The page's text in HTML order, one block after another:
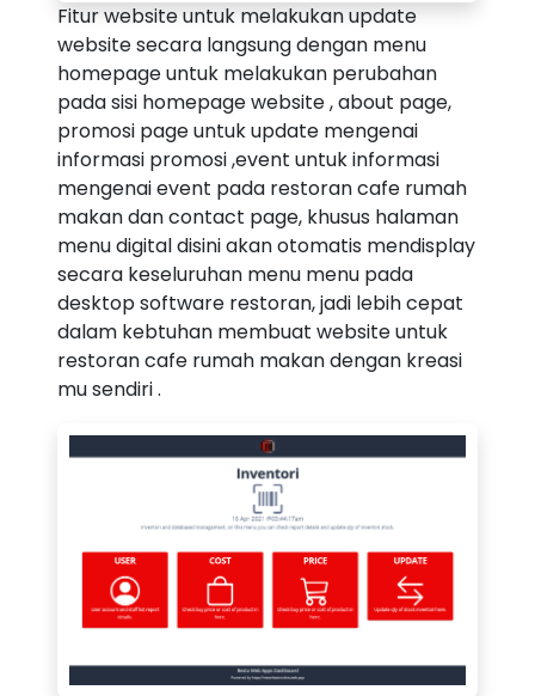
Fitur website untuk melakukan update
website secara langsung dengan menu
homepage untuk melakukan perubahan
pada sisi homepage website , about page,
promosi page untuk update mengenai
informasi promosi ,event untuk informasi
mengenai event pada restoran cafe rumah
makan dan contact page, khusus halaman
menu digital disini akan otomatis mendisplay
secara keseluruhan menu menu pada
desktop software restoran, jadi lebih cepat
dalam kebtuhan membuat website untuk
restoran cafe rumah makan dengan kreasi
mu sendiri .